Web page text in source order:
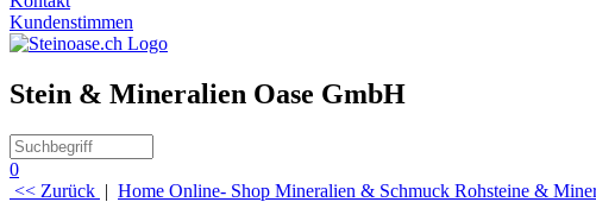
Kundenstimmen
Stein & Mineralien Oase GmbH
0
<< Zurück | Home Online- Shop Mineralien & Schmuck Rohsteine &